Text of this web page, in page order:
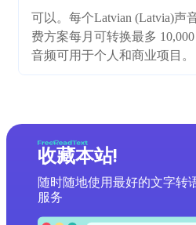
可以。每个Latvian (Latvia)声
费方案每月可转换最多
音频可用于个人和商业项目。
收藏本站!
随时随地使用最好的文字转
服务